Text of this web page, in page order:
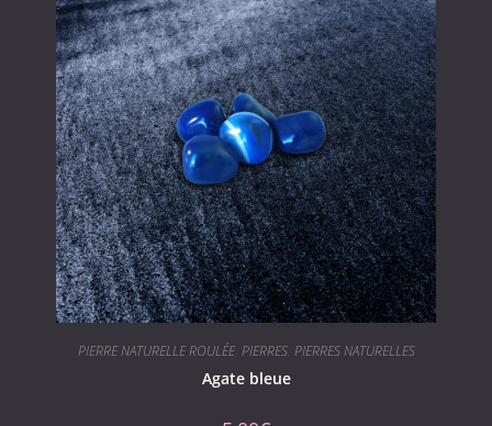
PIERRE NATURELLE ROULÉE, PIERRES, PIERRES NATURELLES
Agate bleue